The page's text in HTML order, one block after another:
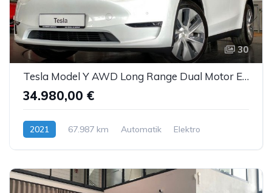
30
Tesla Model Y AWD Long Range Dual Motor Enh.Autopilot
34.980,00 €
2021 67.987 km Automatik Elektro